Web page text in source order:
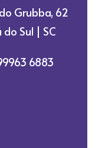
Grubba, 62
Sul | SC
6883